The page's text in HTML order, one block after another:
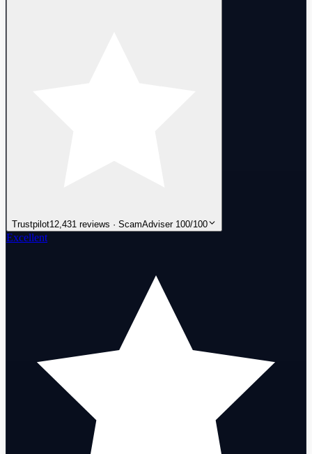
Trustpilot12,431 reviews · ScamAdviser 100/100
Excellent